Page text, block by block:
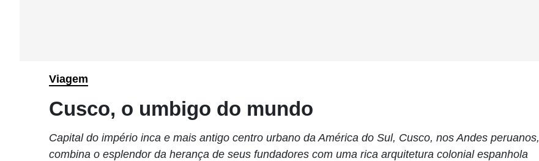
Viagem
Cusco, o umbigo do mundo
Capital do império inca e mais antigo centro urbano da América do Sul, Cusco, nos Andes peruanos,
combina o esplendor da herança de seus fundadores com uma rica arquitetura colonial espanhola